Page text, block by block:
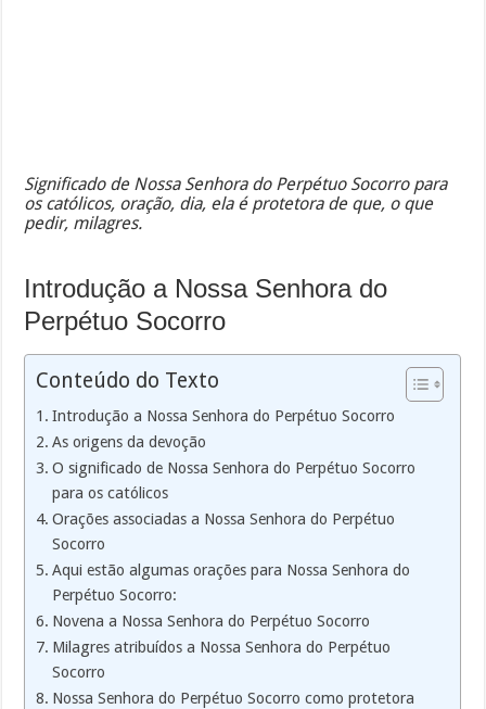
Significado de Nossa Senhora do Perpétuo Socorro para
os católicos, oração, dia, ela é protetora de que, o que
pedir, milagres.
Introdução a Nossa Senhora do
Perpétuo Socorro
Conteúdo do Texto
Introdução a Nossa Senhora do Perpétuo Socorro
As origens da devoção
O significado de Nossa Senhora do Perpétuo Socorro
para os católicos
Orações associadas a Nossa Senhora do Perpétuo
Socorro
Aqui estão algumas orações para Nossa Senhora do
Perpétuo Socorro:
Novena a Nossa Senhora do Perpétuo Socorro
Milagres atribuídos a Nossa Senhora do Perpétuo
Socorro
Nossa Senhora do Perpétuo Socorro como protetora